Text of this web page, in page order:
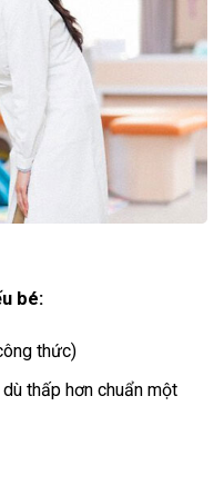
bé:
thức)
thấp hơn chuẩn một